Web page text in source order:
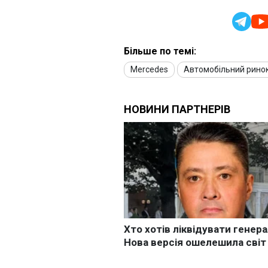
Більше по темі:
Mercedes Автомобільний